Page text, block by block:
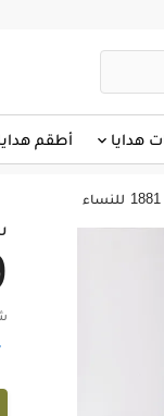
هدايا أطقم